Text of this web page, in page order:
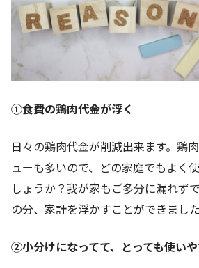
①食費の鶏肉代金が浮く
日々の鶏肉代金が削減出来ます。鶏
ューも多いので、どの家庭でもよく
しょうか？我が家もご多分に漏れず
の分、家計を浮かすことができました
②小分けになってて、とっても使い